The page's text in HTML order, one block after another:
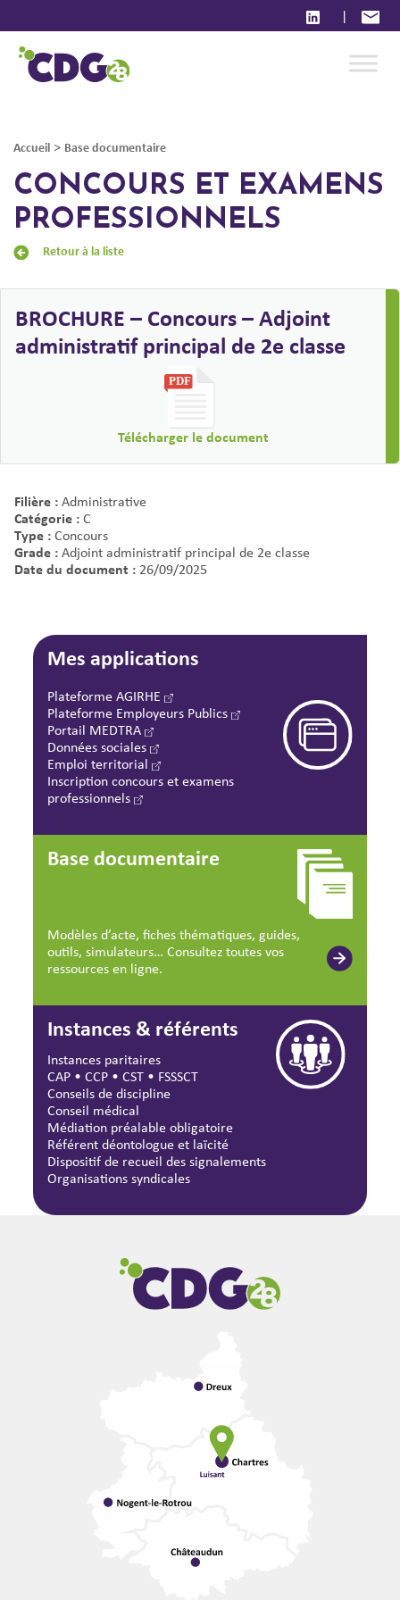
|
Accueil > Base documentaire
CONCOURS ET EXAMENS
PROFESSIONNELS
Retour à la liste
BROCHURE – Concours – Adjoint
administratif principal de 2e classe
Télécharger le document
Filière :Administrative
Catégorie :C
Type :Concours
Grade :Adjoint administratif principal de 2e classe
Date du document : 26/09/2025
Mes applications
Plateforme AGIRHE
Plateforme Employeurs Publics
Portail MEDTRA
Données sociales
Emploi territorial
Inscription concours et examens
professionnels
Base documentaire
Modèles d’acte, fiches thématiques, guides,
outils, simulateurs… Consultez toutes vos
ressources en ligne.
Instances & référents
Instances paritaires
CAP •CCP •CST • FSSSCT
Conseils de discipline
Conseil médical
Médiation préalable obligatoire
Référent déontologue et laïcité
Dispositif de recueil des signalements
Organisations syndicales